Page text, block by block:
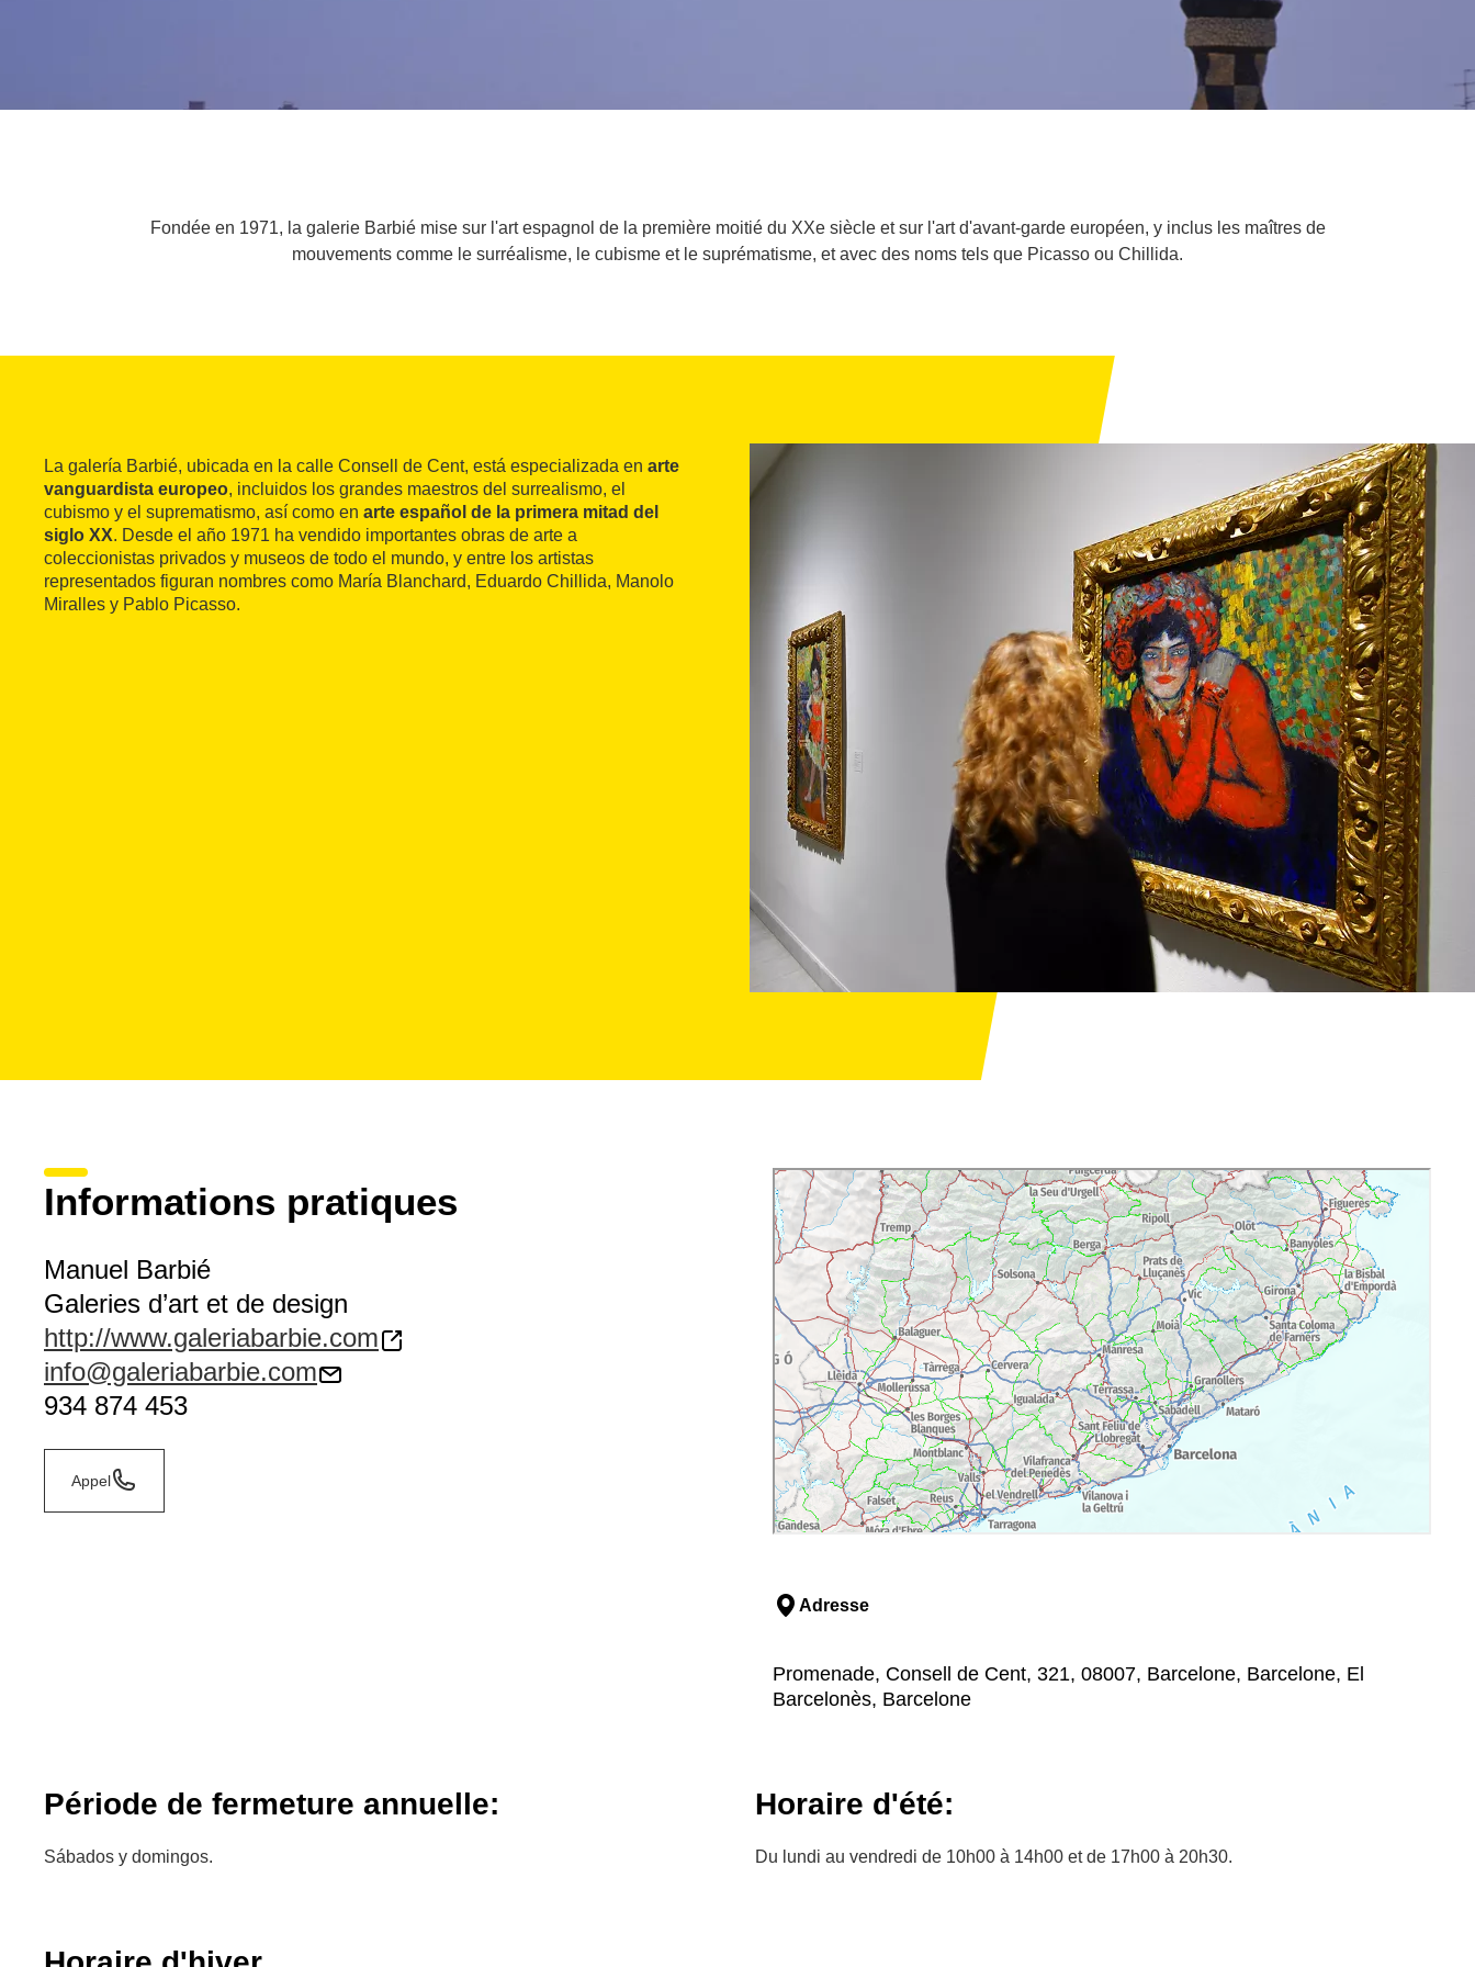
Fondée en 1971, la galerie Barbié mise sur l'art espagnol de la première moitié du XXe siècle et sur l'art d'avant-garde européen, y inclus les maîtres de
mouvements comme le surréalisme, le cubisme et le suprématisme, et avec des noms tels que Picasso ou Chillida.
La galería Barbié, ubicada en la calle Consell de Cent, está especializada en arte
vanguardista europeo, incluidos los grandes maestros del surrealismo, el
cubismo y el suprematismo, así como en arte español de la primera mitad del
siglo XX. Desde el año 1971 ha vendido importantes obras de arte a
coleccionistas privados y museos de todo el mundo, y entre los artistas
representados figuran nombres como María Blanchard, Eduardo Chillida, Manolo
Miralles y Pablo Picasso.
Informations pratiques
Manuel Barbié
Galeries d’art et de design
http://www.galeriabarbie.com
info@galeriabarbie.com
934 874 453
Appel
Adresse
Promenade, Consell de Cent, 321, 08007, Barcelone, Barcelone, El
Barcelonès, Barcelone
Période de fermeture annuelle:
Sábados y domingos.
Horaire d'été:
Du lundi au vendredi de 10h00 à 14h00 et de 17h00 à 20h30.